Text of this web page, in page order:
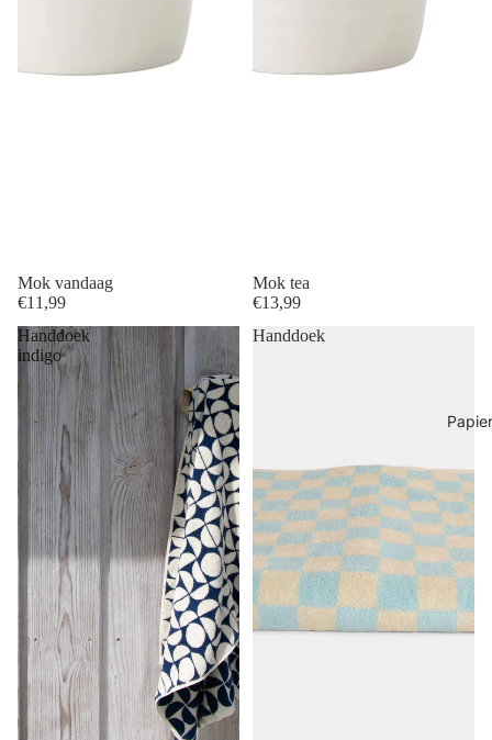
Papier
Mok vandaag
€11,99
Mok tea
€13,99
Handdoek
indigo
Handdoek